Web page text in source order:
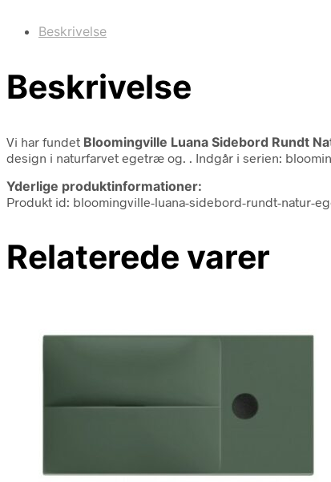
Beskrivelse
Beskrivelse
Vi har fundet Bloomingville Luana Sidebord Rundt
design i naturfarvet egetræ og. . Indgår i serien:
Yderlige produktinformationer:
Produkt id: bloomingville-luana-sidebord-rundt-natur-
Relaterede varer